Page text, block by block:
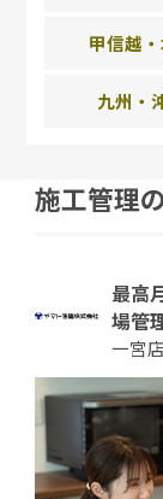
甲信越
九州・
施工管理
最高
場管
一宮